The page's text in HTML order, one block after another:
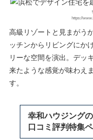
https://
高級リゾートと見まがう
ッチンからリビングにか
リーな空間を演出。デッ
来たような感覚が味わえ
す。
幸和ハウジング
口コミ評判特集